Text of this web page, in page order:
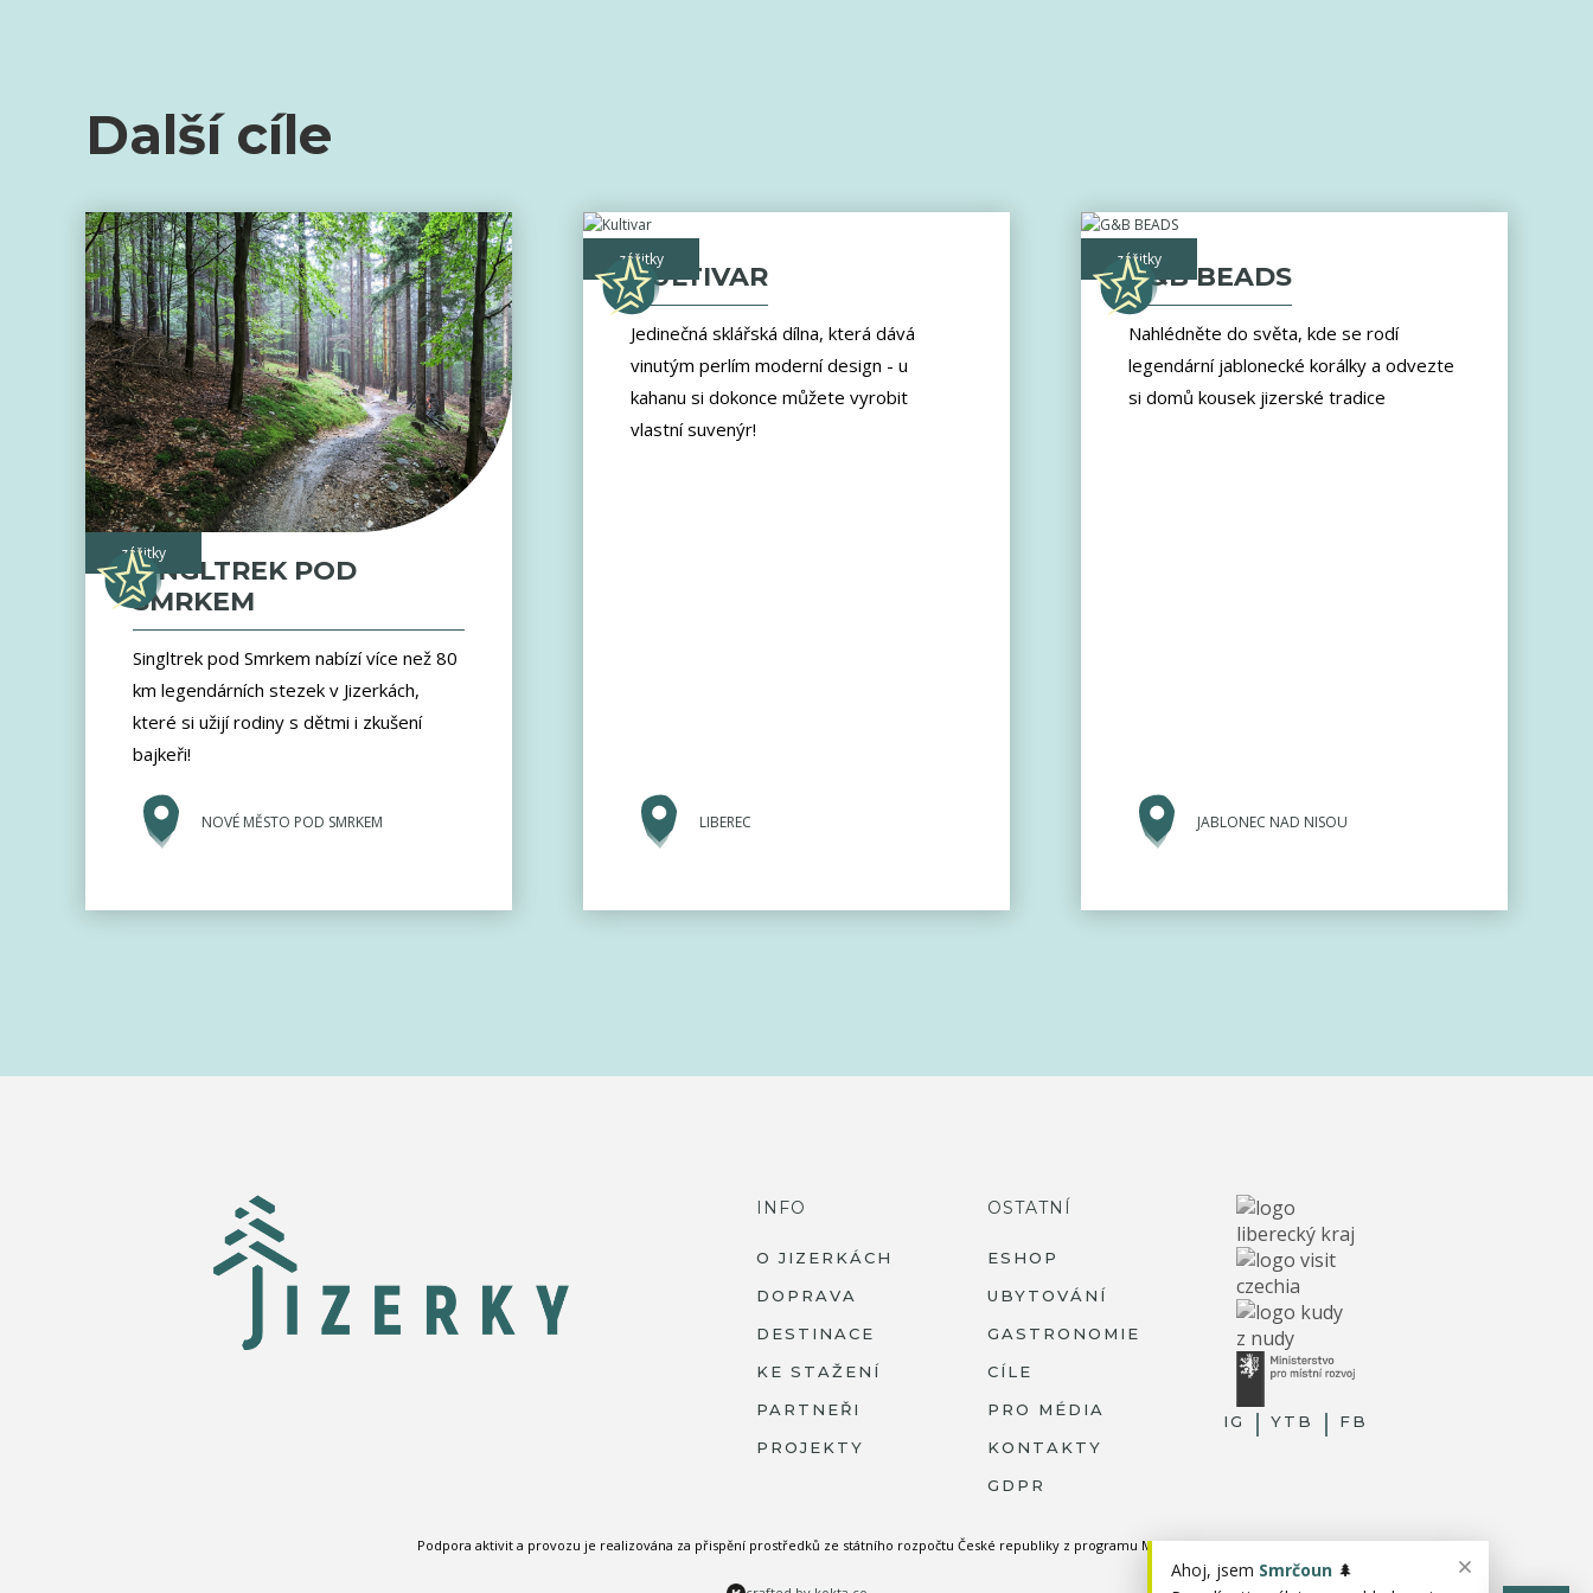
Další cíle
zážitky
SINGLTREK POD
SMRKEM
Singltrek pod Smrkem nabízí více než 80
km legendárních stezek v Jizerkách,
které si užijí rodiny s dětmi i zkušení
bajkeři!
NOVÉ MĚSTO POD SMRKEM
zážitky
KULTIVAR
Jedinečná sklářská dílna, která dává
vinutým perlím moderní design - u
kahanu si dokonce můžete vyrobit
vlastní suvenýr!
LIBEREC
zážitky
G&B BEADS
Nahlédněte do světa, kde se rodí
legendární jablonecké korálky a odvezte
si domů kousek jizerské tradice
JABLONEC NAD NISOU
INFO
O JIZERKÁCH
DOPRAVA
DESTINACE
KE STAŽENÍ
PARTNEŘI
PROJEKTY
OSTATNÍ
ESHOP
UBYTOVÁNÍ
GASTRONOMIE
CÍLE
PRO MÉDIA
KONTAKTY
GDPR
IG YTB FB
Podpora aktivit a provozu je realizována za přispění prostředků ze státního rozpočtu České republiky z programu MMR.
Ahoj, jsem Smrčoun 🌲